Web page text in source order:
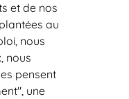
et de nos
au
nous
nous
pensent
une